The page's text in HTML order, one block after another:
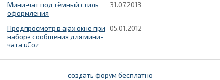
Мини-чат под тёмный стиль
оформления
31.07.2013
Предпросмотр в ajax окне при
наборе сообщения для мини-
чата uCoz
05.01.2012
создать форум бесплатно